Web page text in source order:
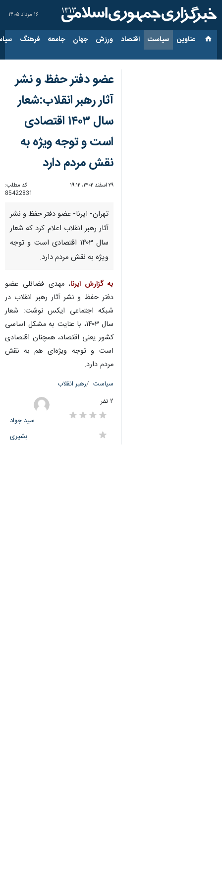
۱۶ مرداد ۱۴۰۵
عناوین‌ سیاست اقتصاد ورزش جهان جامعه فرهنگ
عضو دفتر حفظ و نشر
آثار رهبر انقلاب:شعار
سال ۱۴۰۳ اقتصادی
است و توجه ویژه به
نقش مردم دارد
۲۹ اسفند ۱۴۰۲، ۱۹:۱۲
کد مطلب:
85422831
تهران- ایرنا- عضو دفتر حفظ و نشر
آثار رهبر انقلاب اعلام کرد که شعار
سال ۱۴۰۳ اقتصادی است و توجه
ویژه به نقش مردم دارد.
به گزارش ایرنا، مهدی فضائلی عضو
دفتر حفظ و نشر آثار رهبر انقلاب در
شبکه اجتماعی ایکس نوشت: شعار
سال ۱۴۰۳، با عنایت به مشکل اساسی
کشور یعنی ‎اقتصاد، همچنان اقتصادی
است و توجه ویژه‌ای هم به نقش
سیاست
رهبر انقلاب
۲ نفر
سید جواد
بشیری